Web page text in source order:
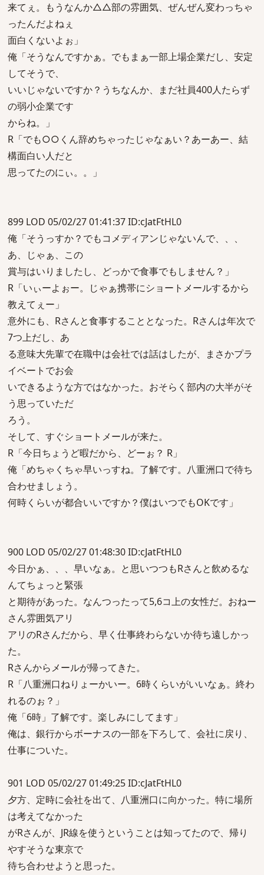
来てぇ。もうなんか△△部の雰囲気、ぜんぜん変わっちゃ
ったんだよねぇ
面白くないよぉ」
俺「そうなんですかぁ。でもまぁ一部上場企業だし、安定
してそうで、
いいじゃないですか？うちなんか、まだ社員400人たらず
の弱小企業です
からね。」
R「でも○○くん辞めちゃったじゃなぁい？あーあー、結
構面白い人だと
思ってたのにぃ。。」
899 LOD 05/02/27 01:41:37 ID:cJatFtHL0
俺「そうっすか？でもコメディアンじゃないんで、、、
あ、じゃぁ、この
賞与はいりましたし、どっかで食事でもしません？」
R「いぃーよぉー。じゃぁ携帯にショートメールするから
教えてぇー」
意外にも、Rさんと食事することとなった。Rさんは年次で
7つ上だし、あ
る意味大先輩で在職中は会社では話はしたが、まさかプラ
イベートでお会
いできるような方ではなかった。おそらく部内の大半がそ
う思っていただ
ろう。
そして、すぐショートメールが来た。
R「今日ちょうど暇だから、どーぉ？ R」
俺「めちゃくちゃ早いっすね。了解です。八重洲口で待ち
合わせましょう。
何時くらいが都合いいですか？僕はいつでもOKです」
900 LOD 05/02/27 01:48:30 ID:cJatFtHL0
今日かぁ、、、早いなぁ。と思いつつもRさんと飲めるな
んてちょっと緊張
と期待があった。なんつったって5,6コ上の女性だ。おねー
さん雰囲気アリ
アリのRさんだから、早く仕事終わらないか待ち遠しかっ
た。
Rさんからメールが帰ってきた。
R「八重洲口ねりょーかいー。6時くらいがいいなぁ。終わ
れるのぉ？」
俺「6時」了解です。楽しみにしてます」
俺は、銀行からボーナスの一部を下ろして、会社に戻り、
仕事についた。
901 LOD 05/02/27 01:49:25 ID:cJatFtHL0
夕方、定時に会社を出て、八重洲口に向かった。特に場所
は考えてなかった
がRさんが、JR線を使うということは知ってたので、帰り
やすそうな東京で
待ち合わせようと思った。